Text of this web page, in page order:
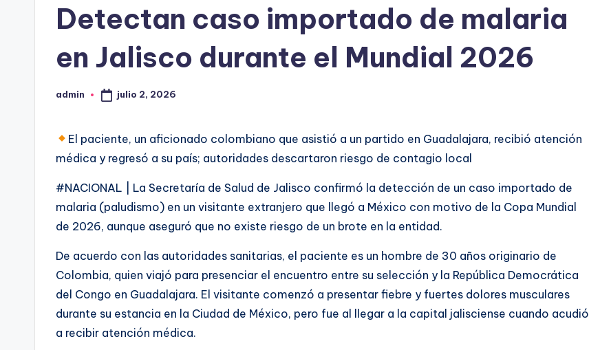
Detectan caso importado de malaria
en Jalisco durante el Mundial 2026
Publicado
admin julio 2, 2026
El paciente, un aficionado colombiano que asistió a un partido en Guadalajara, recibió atención
médica y regresó a su país; autoridades descartaron riesgo de contagio local
#NACIONAL | La Secretaría de Salud de Jalisco confirmó la detección de un caso importado de
malaria (paludismo) en un visitante extranjero que llegó a México con motivo de la Copa Mundial
de 2026, aunque aseguró que no existe riesgo de un brote en la entidad.
De acuerdo con las autoridades sanitarias, el paciente es un hombre de 30 años originario de
Colombia, quien viajó para presenciar el encuentro entre su selección y la República Democrática
del Congo en Guadalajara. El visitante comenzó a presentar fiebre y fuertes dolores musculares
durante su estancia en la Ciudad de México, pero fue al llegar a la capital jalisciense cuando acudió
a recibir atención médica.